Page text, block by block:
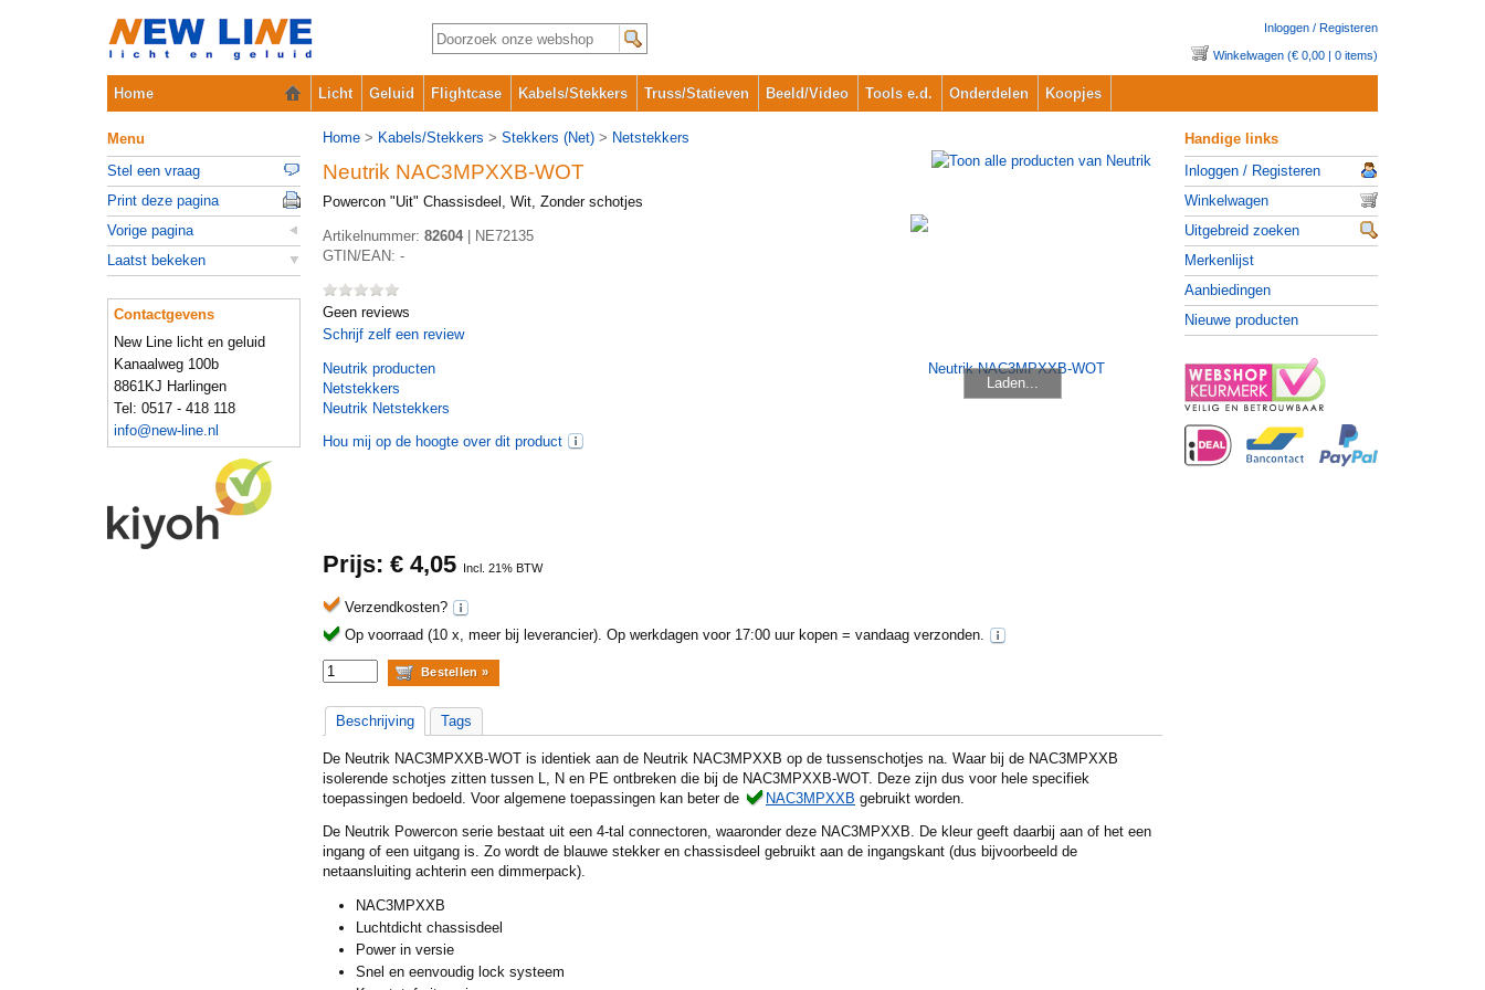
Inloggen / Registeren
Winkelwagen (€ 0,00 | 0 items)
Home Licht Geluid Flightcase Kabels/Stekkers Truss/Statieven Beeld/Video Tools e.d. Onderdelen Koopjes
Home > Kabels/Stekkers > Stekkers (Net) > Netstekkers
Neutrik NAC3MPXXB-WOT
Powercon "Uit" Chassisdeel, Wit, Zonder schotjes
Laden...
Artikelnummer: 82604|
NE72135
GTIN/EAN: -
Geen reviews
Schrijf zelf een review
Neutrik producten
Netstekkers
Neutrik Netstekkers
Hou mij op de hoogte over dit product
Prijs: € 4,05 Incl. 21% BTW
Verzendkosten?
Op voorraad (10 x, meer bij leverancier). Op werkdagen voor 17:00 uur kopen = vandaag verzonden.
Beschrijving Tags
De Neutrik NAC3MPXXB-WOT is identiek aan de Neutrik NAC3MPXXB op de tussenschotjes na. Waar bij de NAC3MPXXB
isolerende schotjes zitten tussen L, N en PE ontbreken die bij de NAC3MPXXB-WOT. Deze zijn dus voor hele specifiek
toepassingen bedoeld. Voor algemene toepassingen kan beter de
NAC3MPXXB gebruikt worden.
De Neutrik Powercon serie bestaat uit een 4-tal connectoren, waaronder deze NAC3MPXXB. De kleur geeft daarbij aan of het een
ingang of een uitgang is. Zo wordt de blauwe stekker en chassisdeel gebruikt aan de ingangskant (dus bijvoorbeeld de
netaansluiting achterin een dimmerpack).
NAC3MPXXB
Luchtdicht chassisdeel
Power in versie
Snel en eenvoudig lock systeem
Menu
Stel een vraag
Print deze pagina
Vorige pagina
Laatst bekeken
Contactgevens
New Line licht en geluid
Kanaalweg 100b
8861KJ Harlingen
Tel: 0517 - 418 118
info@new-line.nl
Handige links
Inloggen / Registeren
Winkelwagen
Uitgebreid zoeken
Merkenlijst
Aanbiedingen
Nieuwe producten